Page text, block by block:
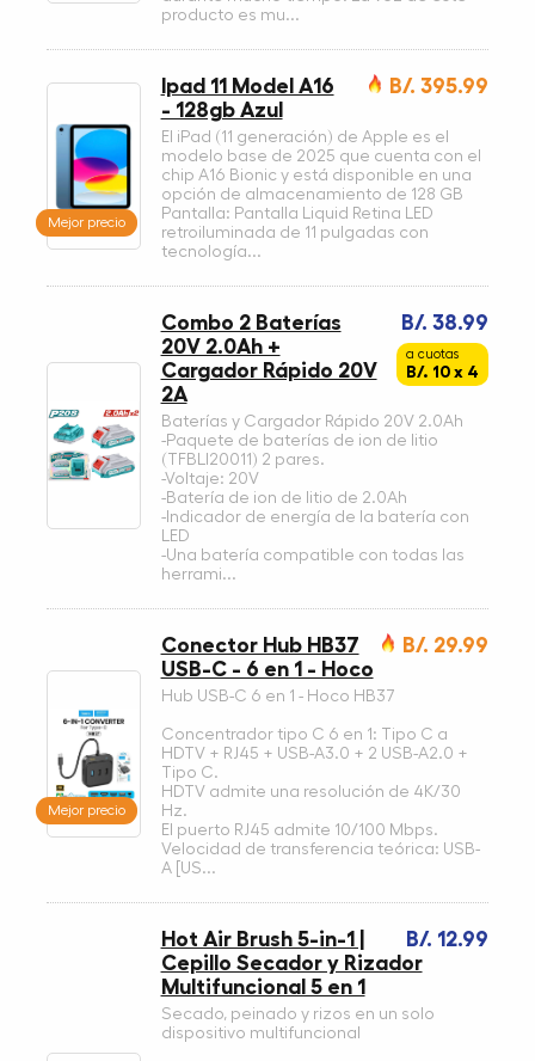
producto es mu...
Mejor precio
B/. 395.99
Ipad 11 Model A16
- 128gb Azul
El iPad (11 generación) de Apple es el
modelo base de 2025 que cuenta con el
chip A16 Bionic y está disponible en una
opción de almacenamiento de 128 GB
Pantalla: Pantalla Liquid Retina LED
retroiluminada de 11 pulgadas con
tecnología...
B/. 38.99
a cuotas
B/. 10 x 4
Combo 2 Baterías
20V 2.0Ah +
Cargador Rápido 20V
2A
Baterías y Cargador Rápido 20V 2.0Ah
-Paquete de baterías de ion de litio
(TFBLI20011) 2 pares.
-Voltaje: 20V
-Batería de ion de litio de 2.0Ah
-Indicador de energía de la batería con
LED
-Una batería compatible con todas las
herrami...
Mejor precio
B/. 29.99
Conector Hub HB37
USB-C - 6 en 1 - Hoco
Hub USB-C 6 en 1 - Hoco HB37
Concentrador tipo C 6 en 1: Tipo C a
HDTV + RJ45 + USB-A3.0 + 2 USB-A2.0 +
Tipo C.
HDTV admite una resolución de 4K/30
Hz.
El puerto RJ45 admite 10/100 Mbps.
Velocidad de transferencia teórica: USB-
A [US...
B/. 12.99
Hot Air Brush 5-in-1 |
Cepillo Secador y Rizador
Multifuncional 5 en 1
Secado, peinado y rizos en un solo
dispositivo multifuncional